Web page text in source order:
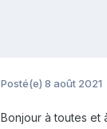
Posté(e) 8 août 2021
Bonjour à toutes et